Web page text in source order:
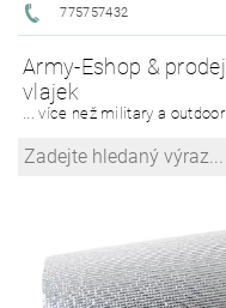
775757432
Army-Eshop & prodej
vlajek
... více než military a outdoor